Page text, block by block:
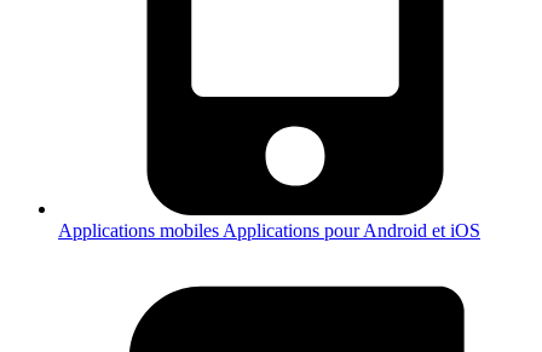
Applications mobiles Applications pour Android et iOS